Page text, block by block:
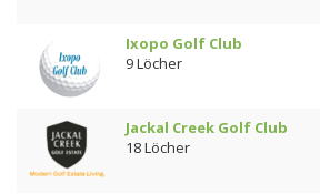
Ixopo Golf Club
9 Löcher
Jackal Creek Golf Club
18 Löcher